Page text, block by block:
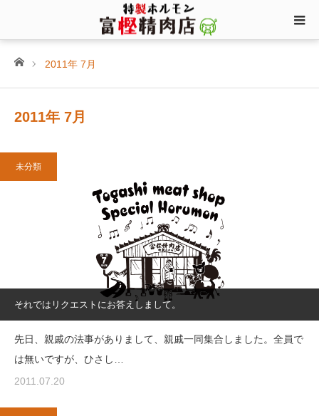
ホーム2011年 7月
2011年 7月
未分類
それではリクエストにお答えしまして。
先日、親戚の法事がありまして、親戚一同集合しました。全員で
は無いですが、ひさし…
2011.07.20